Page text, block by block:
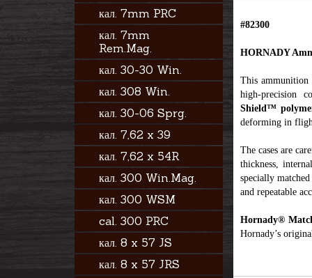
кал. 7mm PRC
кал. 7mm
Rem.Mag.
кал. 30-30 Win.
кал. 308 Win.
кал. 30-06 Sprg.
кал. 7,62 x 39
кал. 7,62 x 54R
кал. 300 Win.Mag.
кал. 300 WSM
cal. 300 PRC
кал. 8 x 57 JS
кал. 8 x 57 JRS
#82300
HORNADY
This
high-precision
Shield™
deforming in
The cases are
thickness,
specially
and repeatable
Hornady®
Hornady’s